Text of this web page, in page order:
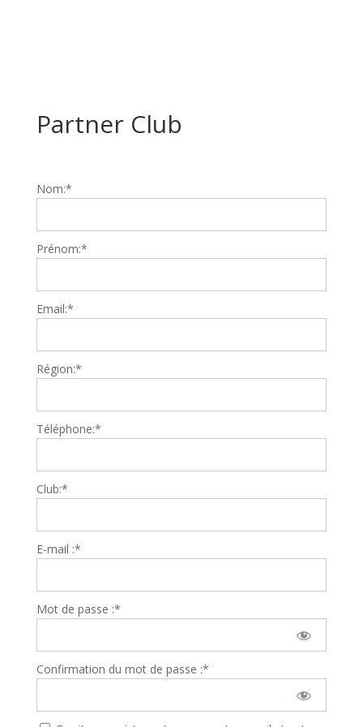
Partner Club
Nom:*
Prénom:*
Email:*
Région:*
Téléphone:*
Club:*
E-mail :*
Mot de passe :*
Confirmation du mot de passe :*